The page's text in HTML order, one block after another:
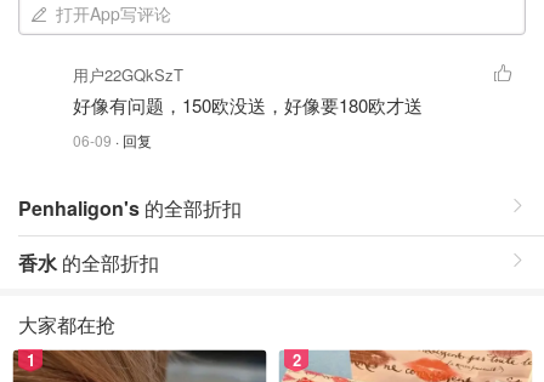
打开App写评论
用户22GQkSzT
好像有问题，150欧没送，好像要180欧才送
06-09 · 回复
Penhaligon's 的全部折扣
香水 的全部折扣
大家都在抢
1 2